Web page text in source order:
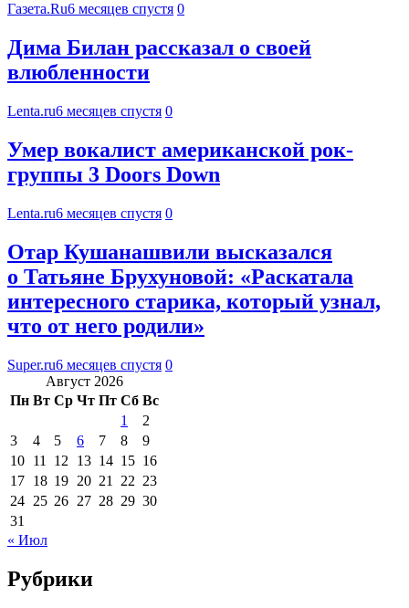
Газета.Ru6 месяцев спустя 0
Дима Билан рассказал о своей
влюбленности
Lenta.ru6 месяцев спустя 0
Умер вокалист американской рок-
группы 3 Doors Down
Lenta.ru6 месяцев спустя 0
Отар Кушанашвили высказался
о Татьяне Брухуновой: «Раскатала
интересного старика, который узнал,
что от него родили»
Super.ru6 месяцев спустя 0
Август 2026
Пн Вт Ср Чт Пт Сб Вс
1
2
3
4 5 6 7 8
9
10 11 12 13 14 15 16
17 18 19 20 21 22 23
24 25 26 27 28 29 30
31
« Июл
Рубрики